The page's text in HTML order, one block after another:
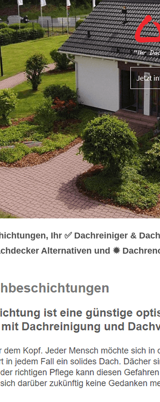
Ihr ✅ Dachreiniger &
Alternativen und ✹